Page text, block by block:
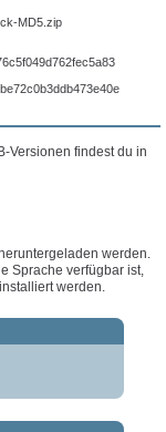
MD5.zip
Versionen findest du in
heruntergeladen werden.
Sprache verfügbar ist,
installiert werden.